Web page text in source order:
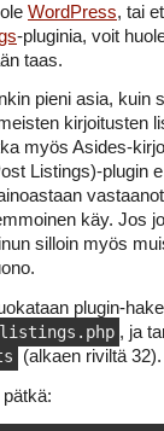
WordPress, tai
-pluginia, voit
taas.
pieni asia, kuin
kirjoitusten
myös Asides-
Listings)-plugin
käy. Jos
silloin myös
plugin-
listings.php , ja
(alkaen riviltä 32).